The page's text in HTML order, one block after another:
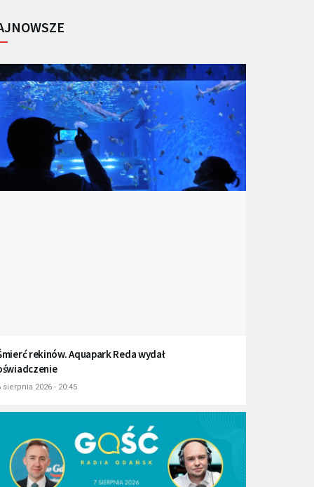
rekinów. Aquapark Reda wydał
sierpnia 2026 - 20:45